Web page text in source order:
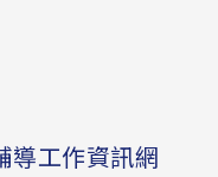
導工作資訊網